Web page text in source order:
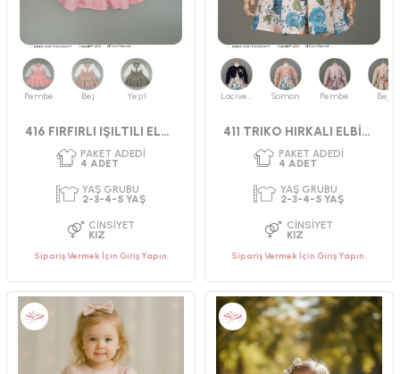
CINSIYET
KIZ
Pembe Bej Yeşil
416 FIRFIRLI IŞILTILI ELBİSE
Sipariş Vermek İçin Giriş Yapın.
Lacivert Somon Pembe Bej
411 TRIKO HIRKALI ELBİSE 2-3-4-5
Sipariş Vermek İçin Giriş Yapın.